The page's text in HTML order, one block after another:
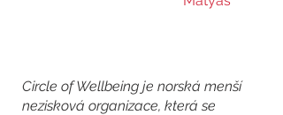
Circle of Wellbeing je norská menší
nezisková organizace, která se